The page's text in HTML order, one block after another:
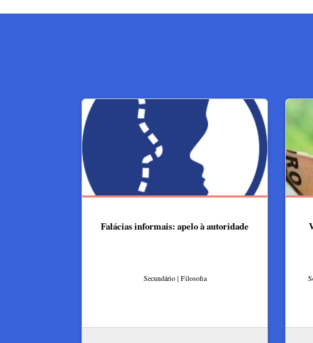
Falácias informais: apelo à autoridade
Secundário | Filosofia